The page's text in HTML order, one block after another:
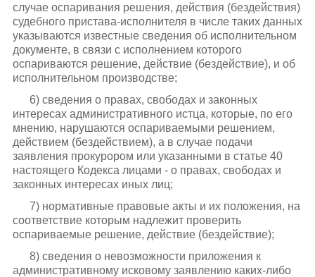
случае оспаривания решения, действия (бездействия)
судебного пристава-исполнителя в числе таких данных
указываются известные сведения об исполнительном
документе, в связи с исполнением которого
оспариваются решение, действие (бездействие), и об
исполнительном производстве;
6) сведения о правах, свободах и законных
интересах административного истца, которые, по его
мнению, нарушаются оспариваемыми решением,
действием (бездействием), а в случае подачи
заявления прокурором или указанными в статье 40
настоящего Кодекса лицами - о правах, свободах и
законных интересах иных лиц;
7) нормативные правовые акты и их положения, на
соответствие которым надлежит проверить
оспариваемые решение, действие (бездействие);
8) сведения о невозможности приложения к
административному исковому заявлению каких-либо